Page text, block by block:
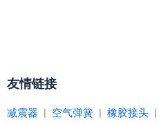
友情链接
减震器 空气弹簧 橡胶接头